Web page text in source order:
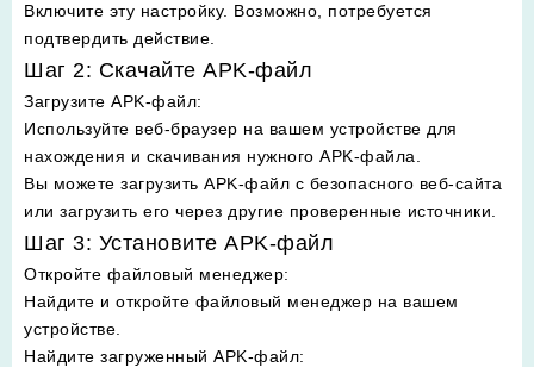
Включите эту настройку. Возможно, потребуется
подтвердить действие.
Шаг 2: Скачайте APK-файл
Загрузите APK-файл:
Используйте веб-браузер на вашем устройстве для
нахождения и скачивания нужного APK-файла.
Вы можете загрузить APK-файл с безопасного веб-сайта
или загрузить его через другие проверенные источники.
Шаг 3: Установите APK-файл
Откройте файловый менеджер:
Найдите и откройте файловый менеджер на вашем
устройстве.
Найдите загруженный APK-файл: